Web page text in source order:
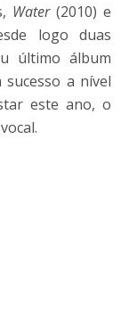
Water(2010) e
logo duas
último álbum
a nível
este ano, o